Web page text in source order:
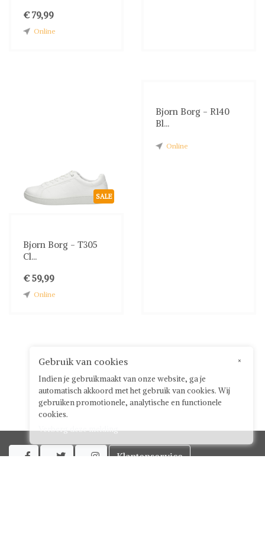
€ 79,99
Online
SALE
Bjorn Borg - T305
Cl...
€ 59,99
Online
Bjorn Borg - R140
Bl...
Online
   Klantenservice
×
Gebruik van cookies
Indien je gebruikmaakt van onze website, ga je
automatisch akkoord met het gebruik van cookies. Wij
gebruiken promotionele, analytische en functionele
cookies.
Verberg deze melding